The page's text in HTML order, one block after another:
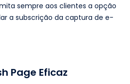
sempre aos clientes a opção
a subscrição da captura de e-
Page Eficaz